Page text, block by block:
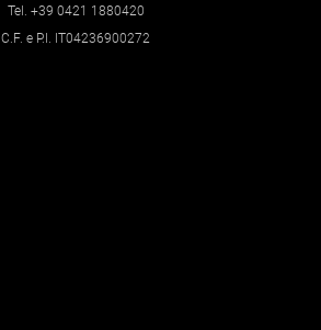
Tel. +39 0421 1880420
C.F. e P.I. IT04236900272